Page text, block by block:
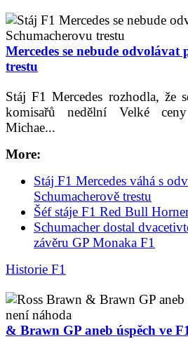
Mercedes se nebude
trestu
Stáj F1 Mercedes rozhodla, že
komisařů nedělní Velké
Michae...
More:
Stáj F1 Mercedes váhá s
Schumacherově trestu
Šéf stáje F1 Red Bull
Schumacher dostal
závěru GP Monaka F1
Historie F1
& Brawn GP aneb úspěch ve